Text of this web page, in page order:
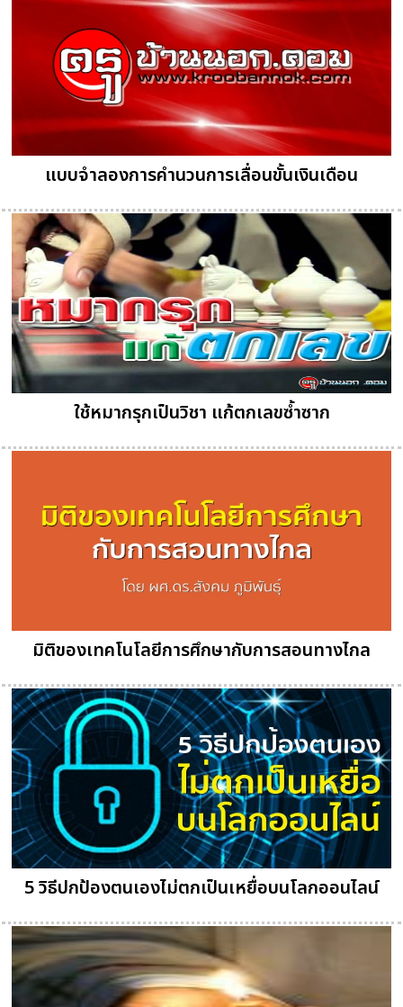
แบบจำลองการคำนวนการเลื่อนขั้นเงินเดือน
ใช้หมากรุกเป็นวิชา แก้ตกเลขซ้ำซาก
มิติของเทคโนโลยีการศึกษากับการสอนทางไกล
5 วิธีปกป้องตนเองไม่ตกเป็นเหยื่อบนโลกออนไลน์